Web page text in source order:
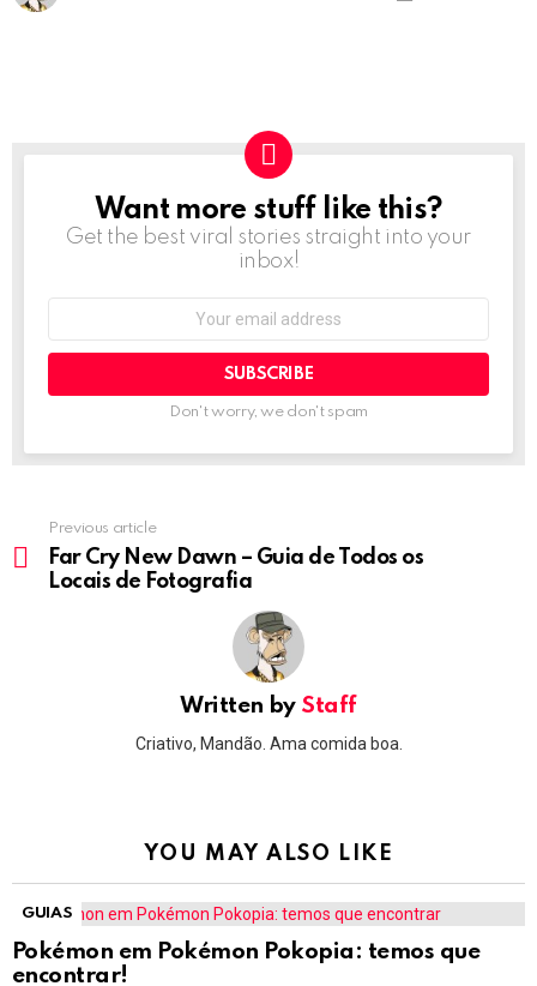
NEWSLETTER
Want more stuff like this?
Get the best viral stories straight into your
inbox!
Don't worry, we don't spam
more
Previous article
Far Cry New Dawn – Guia de Todos os
Locais de Fotografia
Written by Staff
Criativo, Mandão. Ama comida boa.
YOU MAY ALSO LIKE
GUIAS
Pokémon em Pokémon Pokopia: temos que
encontrar!